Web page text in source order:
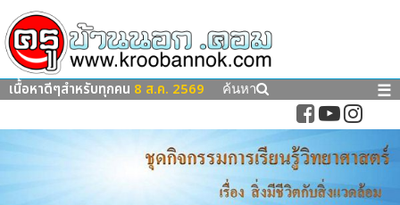
เนื้อหาดีๆสำหรับทุกคน 8 ส.ค. 2569 ค้นหา ☰